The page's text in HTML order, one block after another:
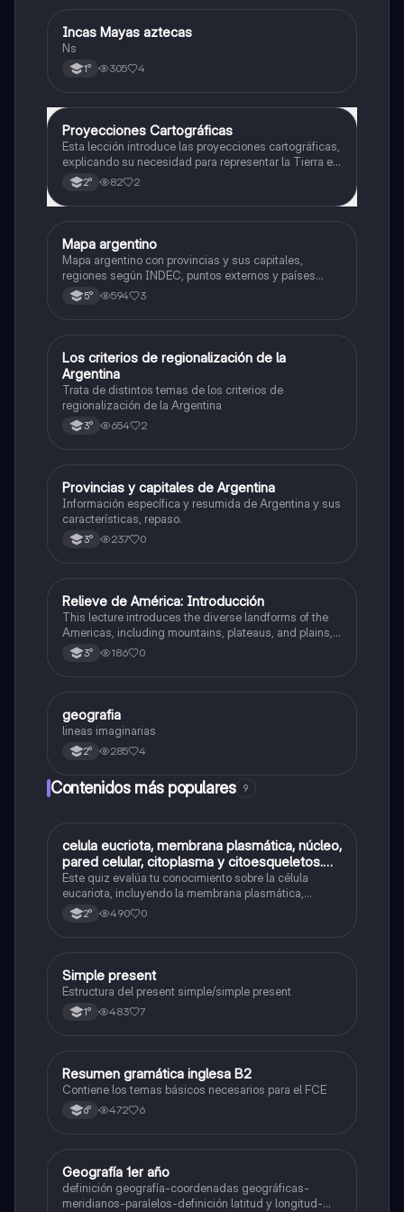
Historia
Incas Mayas aztecas
Ns
1° 305 4
Geografía
Proyecciones Cartográficas
Esta lección introduce las proyecciones cartográficas,
explicando su necesidad para representar la Tierra en
un plano y la selección de la proyección más
adecuada para minimizar distorsiones.
2° 82 2
Geografía
Mapa argentino
Mapa argentino con provincias y sus capitales,
regiones según INDEC, puntos externos y países
limitrofes
5° 594 3
Geografía
Los criterios de regionalización de la
Argentina
Trata de distintos temas de los criterios de
regionalización de la Argentina
3° 654 2
Geografía
Provincias y capitales de Argentina
Información específica y resumida de Argentina y sus
características, repaso.
3° 237 0
Geografía
Relieve de América: Introducción
This lecture introduces the diverse landforms of the
Americas, including mountains, plateaus, and plains,
and their impact on geography, hydrography, and
population distribution.
3° 186 0
Geografía
geografia
lineas imaginarias
2° 285 4
Contenidos más populares 9
CBiología
celula eucriota, membrana plasmática, núcleo,
pared celular, citoplasma y citoesqueletos.
nombre se las partes de la celula eucariota
Este quiz evalúa tu conocimiento sobre la célula
eucariota, incluyendo la membrana plasmática,
núcleo, pared celular, citoplasma y citoesqueleto.
2° 490 0
Inglés
Simple present
Estructura del present simple/simple present
1° 483 7
Inglés
Resumen gramática inglesa B2
Contiene los temas básicos necesarios para el FCE
6° 472 6
Geografía
Geografía 1er año
definición geografía-coordenadas geográficas-
meridianos-paralelos-definición latitud y longitud-